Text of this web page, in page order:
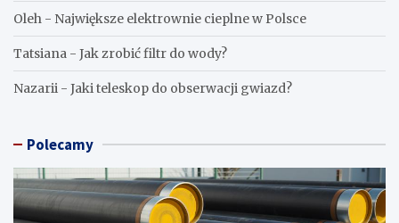
Oleh - Największe elektrownie cieplne w Polsce
Tatsiana - Jak zrobić filtr do wody?
Nazarii - Jaki teleskop do obserwacji gwiazd?
Polecamy